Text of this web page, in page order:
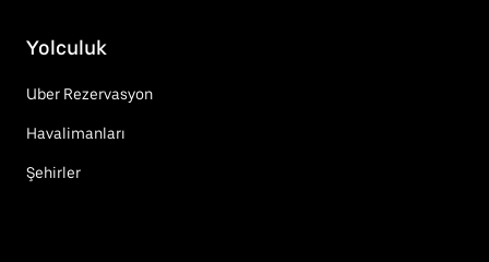
Yolculuk
Uber Rezervasyon
Havalimanları
Şehirler